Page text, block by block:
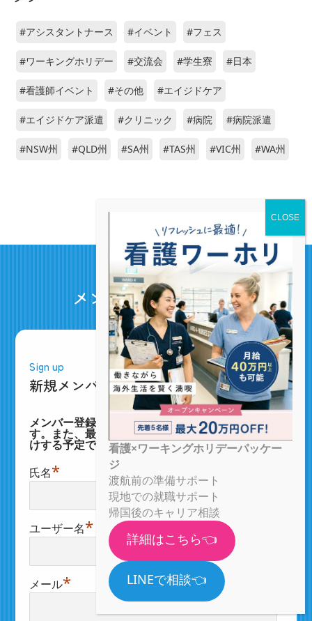
#アシスタントナース #イベント #フェス
#ワーキングホリデー #交流会 #学生寮 #日本
#看護師イベント #その他 #エイジドケア
#エイジドケア派遣 #クリニック #病院 #病院派遣
#NSW州 #QLD州 #SA州 #TAS州 #VIC州 #WA州
Join us
メンバー登録について
Sign up
新規メンバー登録（無料）
メンバー登録で全記事の閲覧・コメントができま
す。また、最新の就職・イベント情報などもお届
けする予定です。
氏名*
ユーザー名*
メール*
看護×ワーキングホリデーパッケー
ジ
渡航前の準備サポート
現地での就職サポート
帰国後のキャリア相談
詳細はこちら👈
LINEで相談👈